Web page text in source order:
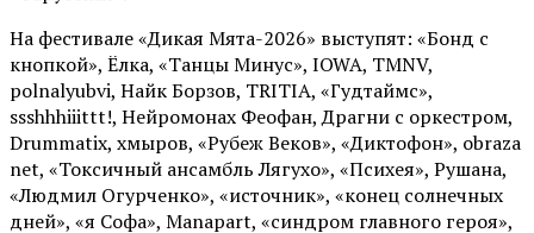
На фестивале «Дикая Мята-2026» выступят: «Бонд с
кнопкой», Ёлка, «Танцы Минус», IOWA, TMNV,
polnalyubvi, Найк Борзов, TRITIA, «Гудтаймс»,
ssshhhiiittt!, Нейромонах Феофан, Драгни с оркестром,
Drummatix, хмыров, «Рубеж Веков», «Диктофон», obraza
net, «Токсичный ансамбль Лягухо», «Психея», Рушана,
«Людмил Огурченко», «источник», «конец солнечных
дней», «я Софа», Manapart, «синдром главного героя»,